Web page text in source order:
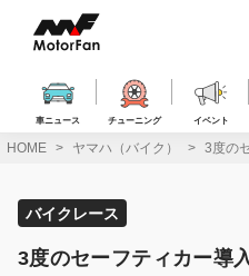
ス
車ニュース チューニング イベント
HOME ヤマハ（バイク） 3度の
バイクレース
3度のセーフティカー導